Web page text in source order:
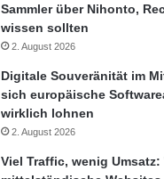
Sammler über Nihonto,
wissen sollten
2. August 2026
Digitale Souveränität im
sich europäische
wirklich lohnen
2. August 2026
Viel Traffic, wenig Umsatz: